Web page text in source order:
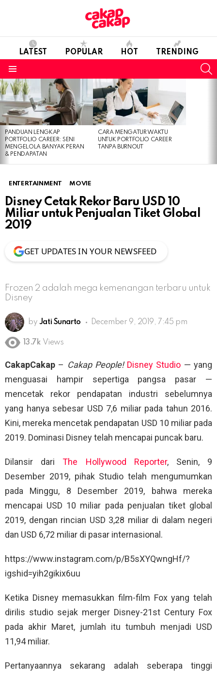
LATEST POPULAR HOT TRENDING
LATEST
STORIES
PANDUAN LENGKAP
PORTFOLIO CAREER: SENI
MENGELOLA BANYAK PERAN
& PENDAPATAN
CARA MENGATUR WAKTU
UNTUK PORTFOLIO CAREER
TANPA BURNOUT
ENTERTAINMENT MOVIE
Disney Cetak Rekor Baru USD 10
Miliar untuk Penjualan Tiket Global
2019
GET UPDATES IN YOUR NEWSFEED
Frozen 2 adalah mega kemenangan terbaru untuk
Disney
by Jati Sunarto December 9, 2019, 7:45 pm
13.7k Views
CakapCakap – Cakap People! Disney Studio — yang
menguasai hampir sepertiga pangsa pasar —
mencetak rekor pendapatan industri sebelumnya
yang hanya sebesar USD 7,6 miliar pada tahun 2016.
Kini, mereka mencetak pendapatan USD 10 miliar pada
2019. Dominasi Disney telah mencapai puncak baru.
Dilansir dariThe Hollywood Reporter, Senin, 9
Desember 2019, pihak Studio telah mengumumkan
pada Minggu, 8 Desember 2019, bahwa mereka
mencapai USD 10 miliar pada penjualan tiket global
2019, dengan rincian USD 3,28 miliar di dalam negeri
dan USD 6,72 miliar di pasar internasional.
https://www.instagram.com/p/B5sXYQwngHf/?
igshid=yih2gikix6uu
Ketika Disney memasukkan film-film Fox yang telah
dirilis studio sejak merger Disney-21st Century Fox
pada akhir Maret, jumlah itu tumbuh menjadi USD
11,94 miliar.
Pertanyaannya sekarang adalah seberapa tinggi